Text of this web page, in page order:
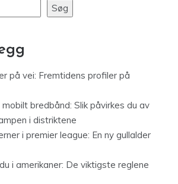
Søg
på vei: Fremtidens profiler på
bredbånd: Slik påvirkes du av
i distriktene
i premier league: En ny gullalder
i amerikaner: De viktigste reglene